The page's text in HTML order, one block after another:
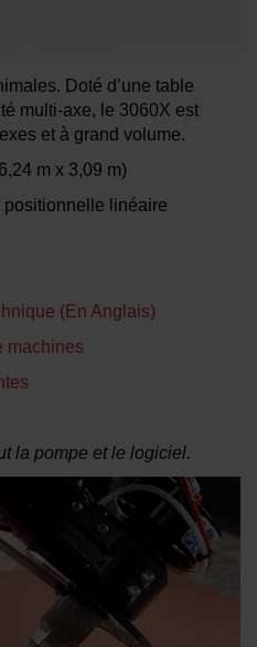
Doté d’une table
multi-axe, le 3060X est
et à grand volume.
m x 3,09 m)
positionnelle linéaire
(En Anglais)
machines
la pompe et le logiciel.